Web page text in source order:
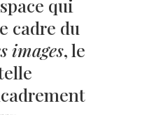
qui
cadre du
images, le